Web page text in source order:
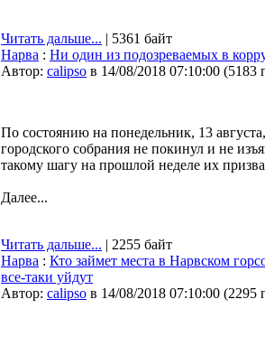
Читать дальше... | 5361 байт
Нарва : Ни один из подозреваемых в
Автор: calipso в 14/08/2018 07:10:00 (5183
По состоянию на понедельник, 13
городского собрания не покинул и не
такому шагу на прошлой неделе их
Далее...
Читать дальше... | 2255 байт
Нарва : Кто займет места в Нарвском
все-таки уйдут
Автор: calipso в 14/08/2018 07:10:00 (2295